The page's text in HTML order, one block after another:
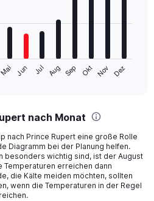
Mai Jun Jul Aug Sep Okt Nov Dez
nach Monat
nach Prince Rupert eine große Rolle
Diagramm bei der Planung helfen.
besonders wichtig sind, ist der August
Temperaturen erreichen dann
die Kälte meiden möchten, sollten
wenn die Temperaturen in der Regel